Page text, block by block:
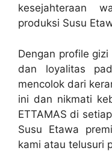
kesejahteraan
produksi Susu
Dengan profile
dan loyalitas
mencolok dari
ini dan nikmati
ETTAMAS di
Susu Etawa
kami atau telusuri